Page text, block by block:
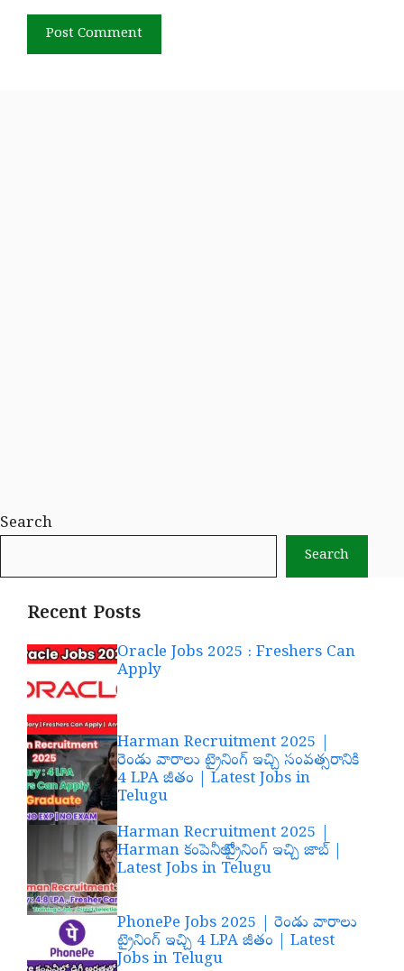
Search
Search
Recent Posts
Oracle Jobs 2025 : Freshers Can
Apply
Harman Recruitment 2025 |
రెండు వారాలు ట్రైనింగ్ ఇచ్చి సంవత్సరానికి
4 LPA జీతం | Latest Jobs in
Telugu
Harman Recruitment 2025 |
Harman కంపెనీలో ట్రైనింగ్ ఇచ్చి జాబ్ |
Latest Jobs in Telugu
PhonePe Jobs 2025 | రెండు వారాలు
ట్రైనింగ్ ఇచ్చి 4 LPA జీతం | Latest
Jobs in Telugu